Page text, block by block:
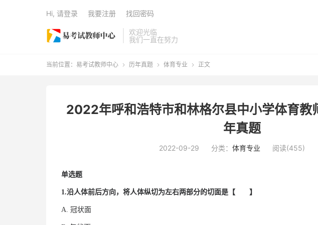
欢迎光临
我们一直在努力
Hi, 请登录 我要注册 找回密码
当前位置： 易考试教师中心  历年真题  体育专业  正文
2022年呼和浩特市和林格尔县中小学体育教
年真题
2022-09-29 分类： 体育专业 阅读(455)
单选题
1.沿人体前后方向，将人体纵切为左右两部分的切面是【 】
A. 冠状面